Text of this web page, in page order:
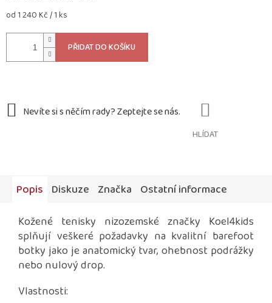
Měrná
od 1 240 Kč / 1 ks
PŘIDAT DO KOŠÍKU
HLÍDAT
Popis Diskuze Značka Ostatní informace
Kožené tenisky nizozemské značky Koel4kids
splňují veškeré požadavky na kvalitní barefoot
botky jako je anatomický tvar, ohebnost podrážky
nebo nulový drop.
Vlastnosti: